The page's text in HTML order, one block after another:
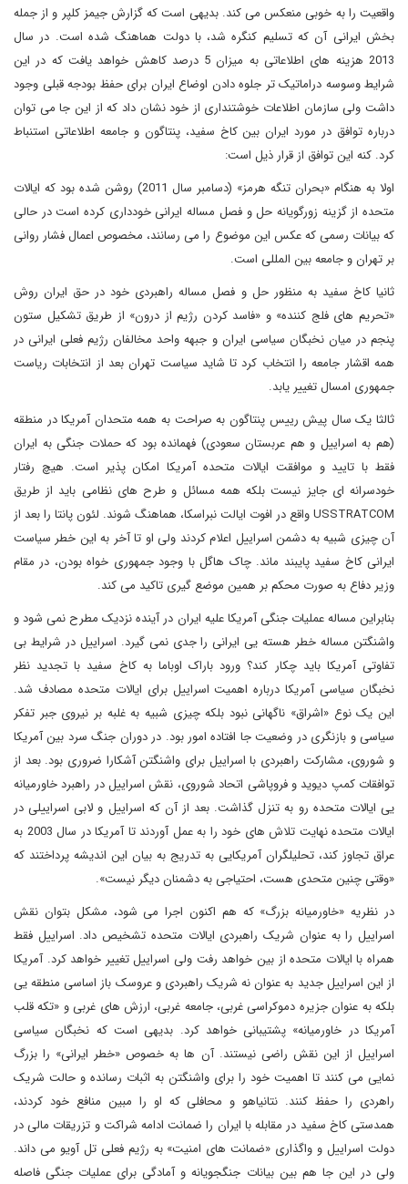
واقعیت را به خوبی منعکس می کند. بدیهی است که گزارش جیمز کلپر و از جمله
بخش ایرانی آن که تسلیم کنگره شد، با دولت هماهنگ شده است. در سال
2013 هزینه های اطلاعاتی به میزان 5 درصد کاهش خواهد یافت که در این
شرایط وسوسه دراماتیک تر جلوه دادن اوضاع ایران برای حفظ بودجه قبلی وجود
داشت ولی سازمان اطلاعات خوشتنداری از خود نشان داد که از این جا می توان
درباره توافق در مورد ایران بین کاخ سفید، پنتاگون و جامعه اطلاعاتی استنباط
کرد. کنه این توافق از قرار ذیل است:
اولا به هنگام «بحران تنگه هرمز» (دسامبر سال 2011) روشن شده بود که ایالات
متحده از گزینه زورگویانه حل و فصل مساله ایرانی خودداری کرده است در حالی
که بیانات رسمی که عکس این موضوع را می رسانند، مخصوص اعمال فشار روانی
بر تهران و جامعه بین المللی است.
ثانیا کاخ سفید به منظور حل و فصل مساله راهبردی خود در حق ایران روش
«تحریم های فلج کننده» و «فاسد کردن رژیم از درون» از طریق تشکیل ستون
پنجم در میان نخبگان سیاسی ایران و جبهه واحد مخالفان رژیم فعلی ایرانی در
همه اقشار جامعه را انتخاب کرد تا شاید سیاست تهران بعد از انتخابات ریاست
جمهوری امسال تغییر یابد.
ثالثا یک سال پیش رییس پنتاگون به صراحت به همه متحدان آمریکا در منطقه
(هم به اسراییل و هم عربستان سعودی) فهمانده بود که حملات جنگی به ایران
فقط با تایید و موافقت ایالات متحده آمریکا امکان پذیر است. هیچ رفتار
خودسرانه ای جایز نیست بلکه همه مسائل و طرح های نظامی باید از طریق
USSTRATCOM واقع در افوت ایالت نبراسکا، هماهنگ شوند. لئون پانتا را بعد از
آن چیزی شبیه به دشمن اسراییل اعلام کردند ولی او تا آخر به این خطر سیاست
ایرانی کاخ سفید پایبند ماند. چاک هاگل با وجود جمهوری خواه بودن، در مقام
وزیر دفاع به صورت محکم بر همین موضع گیری تاکید می کند.
بنابراین مساله عملیات جنگی آمریکا علیه ایران در آینده نزدیک مطرح نمی شود و
واشنگتن مساله خطر هسته یی ایرانی را جدی نمی گیرد. اسراییل در شرایط بی
تفاوتی آمریکا باید چکار کند؟ ورود باراک اوباما به کاخ سفید با تجدید نظر
نخبگان سیاسی آمریکا درباره اهمیت اسراییل برای ایالات متحده مصادف شد.
این یک نوع «اشراق» ناگهانی نبود بلکه چیزی شبیه به غلبه بر نیروی جبر تفکر
سیاسی و بازنگری در وضعیت جا افتاده امور بود. در دوران جنگ سرد بین آمریکا
و شوروی، مشارکت راهبردی با اسراییل برای واشنگتن آشکارا ضروری بود. بعد از
توافقات کمپ دیوید و فروپاشی اتحاد شوروی، نقش اسراییل در راهبرد خاورمیانه
یی ایالات متحده رو به تنزل گذاشت. بعد از آن که اسراییل و لابی اسراییلی در
ایالات متحده نهایت تلاش های خود را به عمل آوردند تا آمریکا در سال 2003 به
عراق تجاوز کند، تحلیلگران آمریکایی به تدریج به بیان این اندیشه پرداختند که
«وقتی چنین متحدی هست، احتیاجی به دشمنان دیگر نیست».
در نظریه «خاورمیانه بزرگ» که هم اکنون اجرا می شود، مشکل بتوان نقش
اسراییل را به عنوان شریک راهبردی ایالات متحده تشخیص داد. اسراییل فقط
همراه با ایالات متحده از بین خواهد رفت ولی اسراییل تغییر خواهد کرد. آمریکا
از این اسراییل جدید به عنوان نه شریک راهبردی و عروسک باز اساسی منطقه یی
بلکه به عنوان جزیره دموکراسی غربی، جامعه غربی، ارزش های غربی و «تکه قلب
آمریکا در خاورمیانه» پشتیبانی خواهد کرد. بدیهی است که نخبگان سیاسی
اسراییل از این نقش راضی نیستند. آن ها به خصوص «خطر ایرانی» را بزرگ
نمایی می کنند تا اهمیت خود را برای واشنگتن به اثبات رسانده و حالت شریک
راهردی را حفظ کنند. نتانیاهو و محافلی که او را مبین منافع خود کردند،
همدستی کاخ سفید در مقابله با ایران را ضمانت ادامه شراکت و تزریقات مالی در
دولت اسراییل و واگذاری «ضمانت های امنیت» به رژیم فعلی تل آویو می داند.
ولی در این جا هم بین بیانات جنگجویانه و آمادگی برای عملیات جنگی فاصله